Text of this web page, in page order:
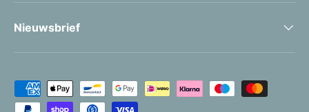
Nieuwsbrief
Geaccepteerde betaalmethoden